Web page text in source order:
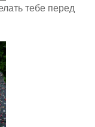
тебе перед